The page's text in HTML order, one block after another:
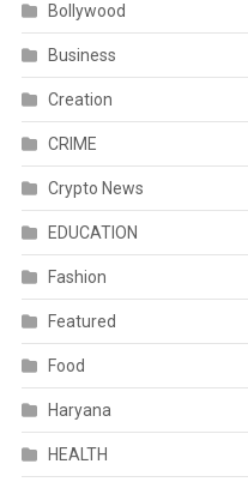
Bollywood
Business
Creation
CRIME
Crypto News
EDUCATION
Fashion
Featured
Food
Haryana
HEALTH